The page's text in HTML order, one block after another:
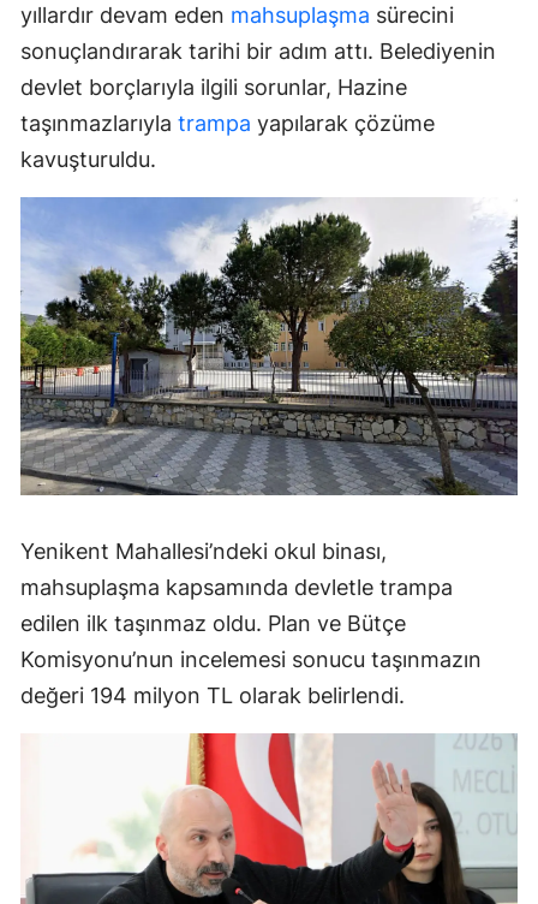
yıllardır devam eden mahsuplaşma sürecini
sonuçlandırarak tarihi bir adım attı. Belediyenin
devlet borçlarıyla ilgili sorunlar, Hazine
taşınmazlarıyla trampa yapılarak çözüme
kavuşturuldu.
Yenikent Mahallesi’ndeki okul binası,
mahsuplaşma kapsamında devletle trampa
edilen ilk taşınmaz oldu. Plan ve Bütçe
Komisyonu’nun incelemesi sonucu taşınmazın
değeri 194 milyon TL olarak belirlendi.